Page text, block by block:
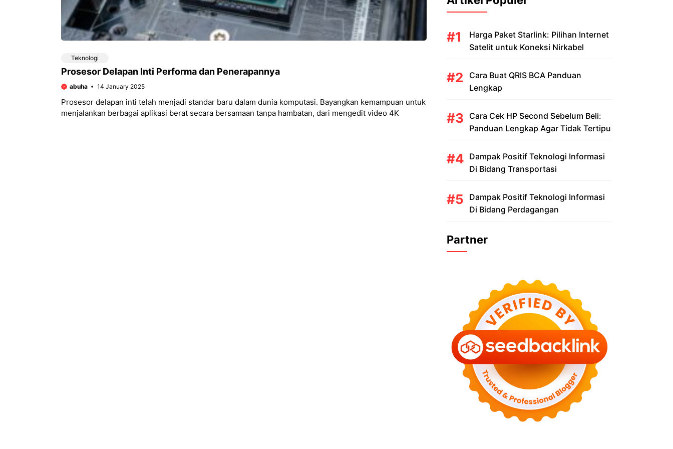
Teknologi
Prosesor Delapan Inti Performa dan Penerapannya
abuha 14 January 2025
Prosesor delapan inti telah menjadi standar baru dalam dunia komputasi. Bayangkan kemampuan untuk
menjalankan berbagai aplikasi berat secara bersamaan tanpa hambatan, dari mengedit video 4K
Harga Paket Starlink: Pilihan Internet
Satelit untuk Koneksi Nirkabel
Cara Buat QRIS BCA Panduan
Lengkap
Cara Cek HP Second Sebelum Beli:
Panduan Lengkap Agar Tidak Tertipu
Dampak Positif Teknologi Informasi
Di Bidang Transportasi
Dampak Positif Teknologi Informasi
Di Bidang Perdagangan
Partner